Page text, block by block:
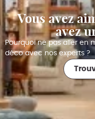
Vous avez
avez
Pourquoi ne pas aller en
déco avec nos experts ?